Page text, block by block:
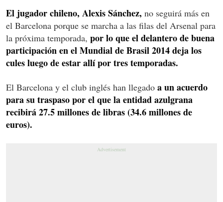
El jugador chileno, Alexis Sánchez, no seguirá más en
el Barcelona porque se marcha a las filas del Arsenal para
la próxima temporada, por lo que el delantero de buena
participación en el Mundial de Brasil 2014 deja los
cules luego de estar allí por tres temporadas.
El Barcelona y el club inglés han llegado a un acuerdo
para su traspaso por el que la entidad azulgrana
recibirá 27.5 millones de libras (34.6 millones de
euros).